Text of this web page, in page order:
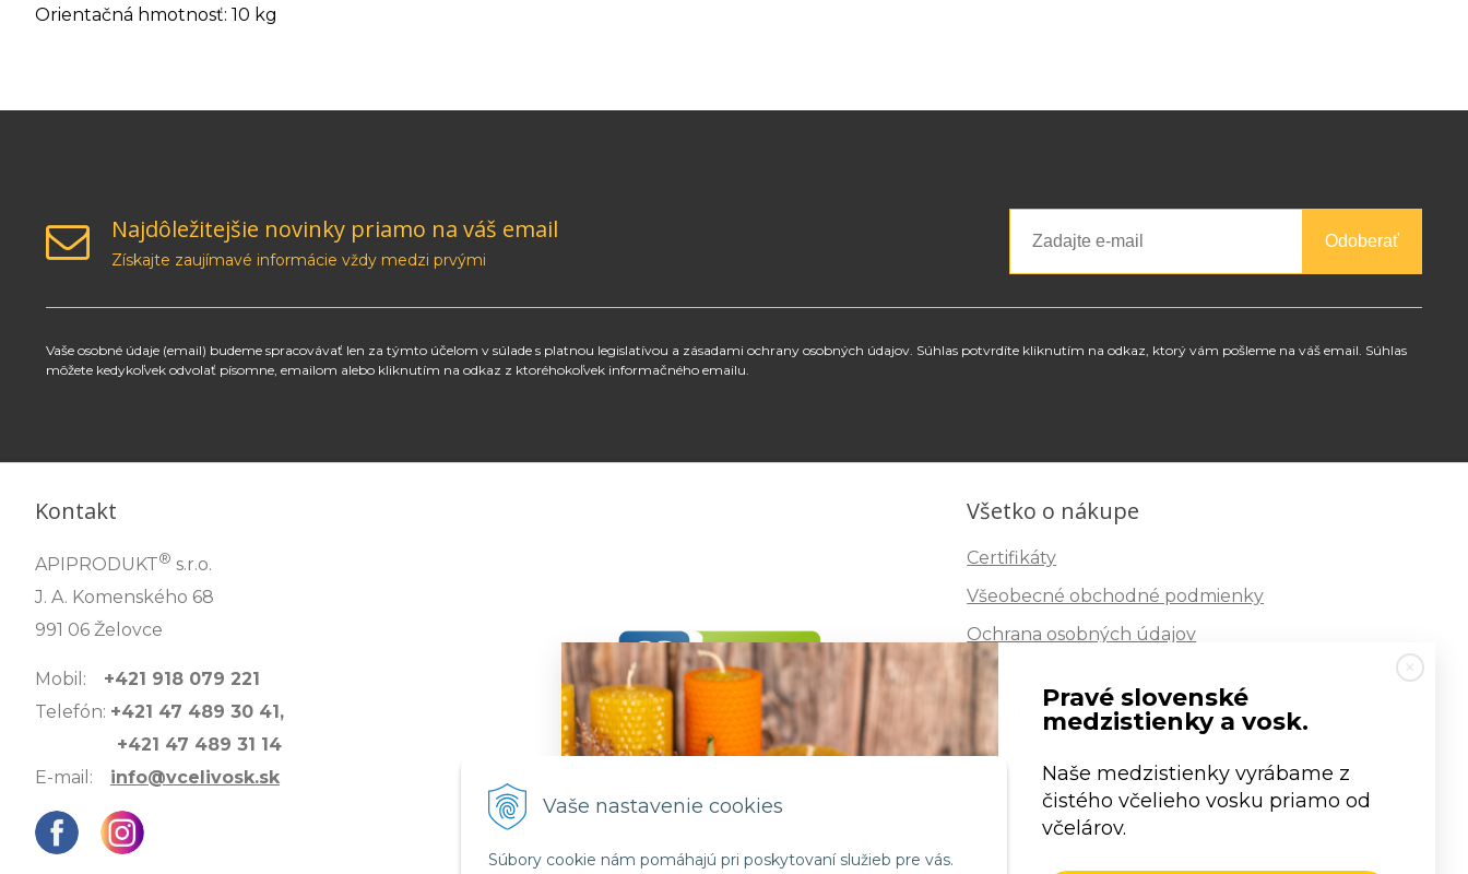
Vaše nastavenie cookies
Súbory cookie nám pomáhajú pri poskytovaní služieb pre vás.
Orientačná hmotnosť: 10 kg
Najdôležitejšie novinky priamo na váš email
Získajte zaujímavé informácie vždy medzi prvými
Odoberať
Vaše osobné údaje (email) budeme spracovávať len za týmto účelom v súlade s platnou legislatívou a zásadami ochrany osobných údajov. Súhlas potvrdíte kliknutím na odkaz, ktorý vám pošleme na váš email. Súhlas
môžete kedykoľvek odvolať písomne, emailom alebo kliknutím na odkaz z ktoréhokoľvek informačného emailu.
Kontakt
APIPRODUKT® s.r.o.
J. A. Komenského 68
991 06 Želovce
Mobil: +421 918 079 221
Telefón: +421 47 489 30 41,
+421 47 489 31 14
E-mail: info@vcelivosk.sk
Všetko o nákupe
Certifikáty
Všeobecné obchodné podmienky
Ochrana osobných údajov
Informácie o cookies
Reklamačný poriadok
Formuláre
Pravé slovenské
medzistienky a vosk.
Naše medzistienky vyrábame z
čistého včelieho vosku priamo od
včelárov.